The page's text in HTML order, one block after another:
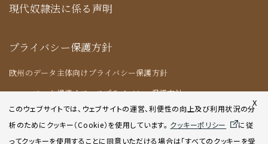
現代奴隷法に係る声明
プライバシー保護方針
欧州のデータ主体向けプライバシー保護方針
ニューヨーク提携オフィスプライバシー保護方針
クッキーポリシー
X
このウェブサイトでは、ウェブサイトの運営、利便性の向上及び利用状況の分
析のためにクッキー（Cookie）を使用しています。 クッキーポリシー
に従
ってクッキーを使用することに同意いただける場合は「すべてのクッキーを受